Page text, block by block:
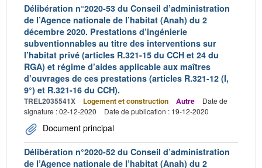
Délibération n°2020-53 du Conseil d’administration
de l’Agence nationale de l’habitat (Anah) du 2
décembre 2020. Prestations d’ingénierie
subventionnables au titre des interventions sur
l’habitat privé (articles R.321-15 du CCH et 24 du
RGA) et régime d’aides applicable aux maîtres
d’ouvrages de ces prestations (articles R.321-12 (I,
9°) et R.321-16 du CCH).
TREL2035541X Logement et construction Autre
Date de
signature : 02-12-2020
Date de publication : 19-12-2020
Document principal
Délibération n°2020-52 du Conseil d’administration
de l’Agence nationale de l’habitat (Anah) du 2